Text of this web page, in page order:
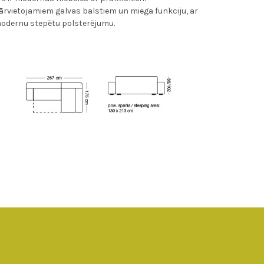
galvas balstiem un miega funkciju, ar
stepētu polsterējumu.